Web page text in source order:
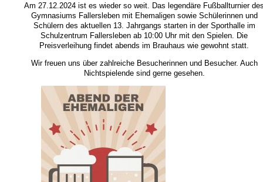
Am 27.12.2024 ist es wieder so weit. Das legendäre Fußballturnier
Gymnasiums Fallersleben mit Ehemaligen sowie Schülerinnen und
Schülern des aktuellen 13. Jahrgangs starten in der Sporthalle im
Schulzentrum Fallersleben ab 10:00 Uhr mit den Spielen. Die
Preisverleihung findet abends im Brauhaus wie gewohnt statt.
Wir freuen uns über zahlreiche Besucherinnen und Besucher. Auch
Nichtspielende sind gerne gesehen.